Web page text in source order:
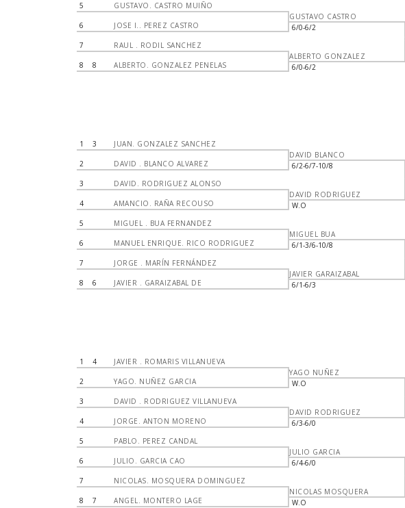
5 GUSTAVO. CASTRO MUIÑO
6 JOSE I.. PEREZ CASTRO
7 RAUL . RODIL SANCHEZ
8 8 ALBERTO. GONZALEZ PENELAS
GUSTAVO CASTRO
6/0-6/2
ALBERTO GONZALEZ
6/0-6/2
1 3 JUAN. GONZALEZ SANCHEZ
2 DAVID . BLANCO ALVAREZ
3 DAVID. RODRIGUEZ ALONSO
4 AMANCIO. RAÑA RECOUSO
5 MIGUEL . BUA FERNANDEZ
6 MANUEL ENRIQUE. RICO RODRIGUEZ
7 JORGE . MARÍN FERNÁNDEZ
8 6 JAVIER . GARAIZABAL DE
DAVID BLANCO
6/2-6/7-10/8
DAVID RODRIGUEZ
W.O
MIGUEL BUA
6/1-3/6-10/8
JAVIER GARAIZABAL
6/1-6/3
1 4 JAVIER . ROMARIS VILLANUEVA
2 YAGO. NUÑEZ GARCIA
3 DAVID . RODRIGUEZ VILLANUEVA
4 JORGE. ANTON MORENO
5 PABLO. PEREZ CANDAL
6 JULIO. GARCIA CAO
7 NICOLAS. MOSQUERA DOMINGUEZ
8 7 ANGEL. MONTERO LAGE
YAGO NUÑEZ
W.O
DAVID RODRIGUEZ
6/3-6/0
JULIO GARCIA
6/4-6/0
NICOLAS MOSQUERA
W.O